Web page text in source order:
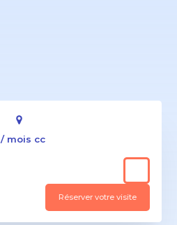
/ mois cc
Réserver votre visite